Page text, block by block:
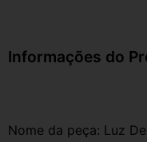
Informações do
Nome da peça: Luz